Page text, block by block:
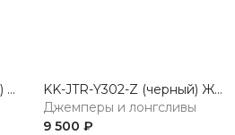
KK-JTR-Y302-Z (зеленый) Жакет женский трикотажный
KK-JTR-Y302-Z (черный) Жакет женский трикотажный
Джемперы и лонгсливы
9 500 ₽